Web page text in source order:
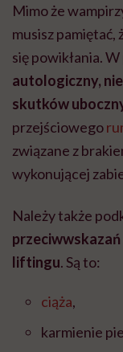
Mimo że
musisz pamiętać,
się powikłania.
autologiczny,
skutków
przejściowego
związane z
wykonującej
Należy także
liftingu. Są to:
ciąża,
karmienie